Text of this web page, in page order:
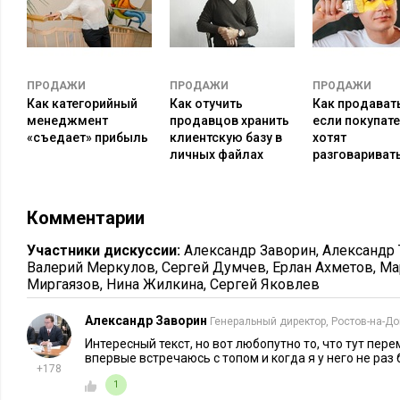
10. Узнайте фамилию менеджера-исполнителя
Если вы заинтересовали руководителя, спросите, с кем
продолжение переговоров. В идеале его должны
вами и дать ему поручение отработать с вами.
11. Попросите номер сотового телефона
его дать вам свой номер мобильного. Но просьбу эту надо
12. Договоритесь о новой встрече
решение. Стало быть, вам может понадобиться еще одна
организации. Получите заранее разрешение на нее,
необходимостью отчитаться о результатах подготовки
ПРОДАЖИ
Как категорийный
менеджмент
«съедает» прибыль
ПРОДАЖИ
Как отучить
продавцов хранить
клиентскую базу в
личных файлах
ПРОДАЖИ
Как
если
хотят
Комментарии
Участники дискуссии: Александр Заворин,
Валерий Меркулов, Сергей Думчев, Ерлан Ахметов,
Миргаязов, Нина Жилкина, Сергей Яковлев
+178
Александр Заворин Генеральный директор, Ростов-на-
Интересный текст, но вот любопутно то, что тут
впервые встречаюсь с топом и когда я у него не раз
1